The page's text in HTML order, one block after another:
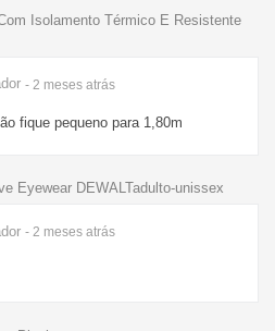
Isolamento Térmico E Resistente
- 2 meses atrás
fique pequeno para 1,80m
Eyewear DEWALTadulto-unissex
- 2 meses atrás